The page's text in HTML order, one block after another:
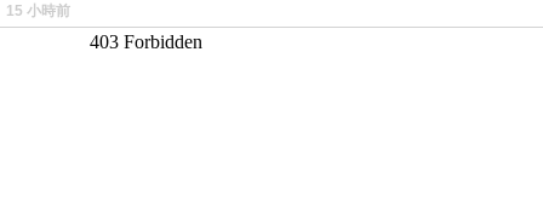
15 小時前